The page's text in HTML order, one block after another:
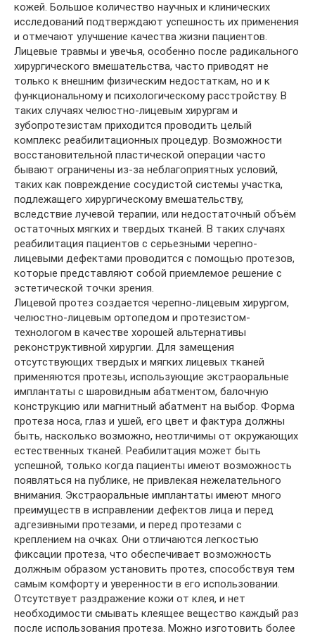
кожей. Большое количество научных и клинических
исследований подтверждают успешность их применения
и отмечают улучшение качества жизни пациентов.
Лицевые травмы и увечья, особенно после радикального
хирургического вмешательства, часто приводят не
только к внешним физическим недостаткам, но и к
функциональному и психологическому расстройству. В
таких случаях челюстно-лицевым хирургам и
зубопротезистам приходится проводить целый
комплекс реабилитационных процедур. Возможности
восстановительной пластической операции часто
бывают ограничены из-за неблагоприятных условий,
таких как повреждение сосудистой системы участка,
подлежащего хирургическому вмешательству,
вследствие лучевой терапии, или недостаточный объём
остаточных мягких и твердых тканей. В таких случаях
реабилитация пациентов с серьезными черепно-
лицевыми дефектами проводится с помощью протезов,
которые представляют собой приемлемое решение с
эстетической точки зрения.
Лицевой протез создается черепно-лицевым хирургом,
челюстно-лицевым ортопедом и протезистом-
технологом в качестве хорошей альтернативы
реконструктивной хирургии. Для замещения
отсутствующих твердых и мягких лицевых тканей
применяются протезы, использующие экстраоральные
имплантаты с шаровидным абатментом, балочную
конструкцию или магнитный абатмент на выбор. Форма
протеза носа, глаз и ушей, его цвет и фактура должны
быть, насколько возможно, неотличимы от окружающих
естественных тканей. Реабилитация может быть
успешной, только когда пациенты имеют возможность
появляться на публике, не привлекая нежелательного
внимания. Экстраоральные имплантаты имеют много
преимуществ в исправлении дефектов лица и перед
адгезивными протезами, и перед протезами с
креплением на очках. Они отличаются легкостью
фиксации протеза, что обеспечивает возможность
должным образом установить протез, способствуя тем
самым комфорту и уверенности в его использовании.
Отсутствует раздражение кожи от клея, и нет
необходимости смывать клеящее вещество каждый раз
после использования протеза. Можно изготовить более